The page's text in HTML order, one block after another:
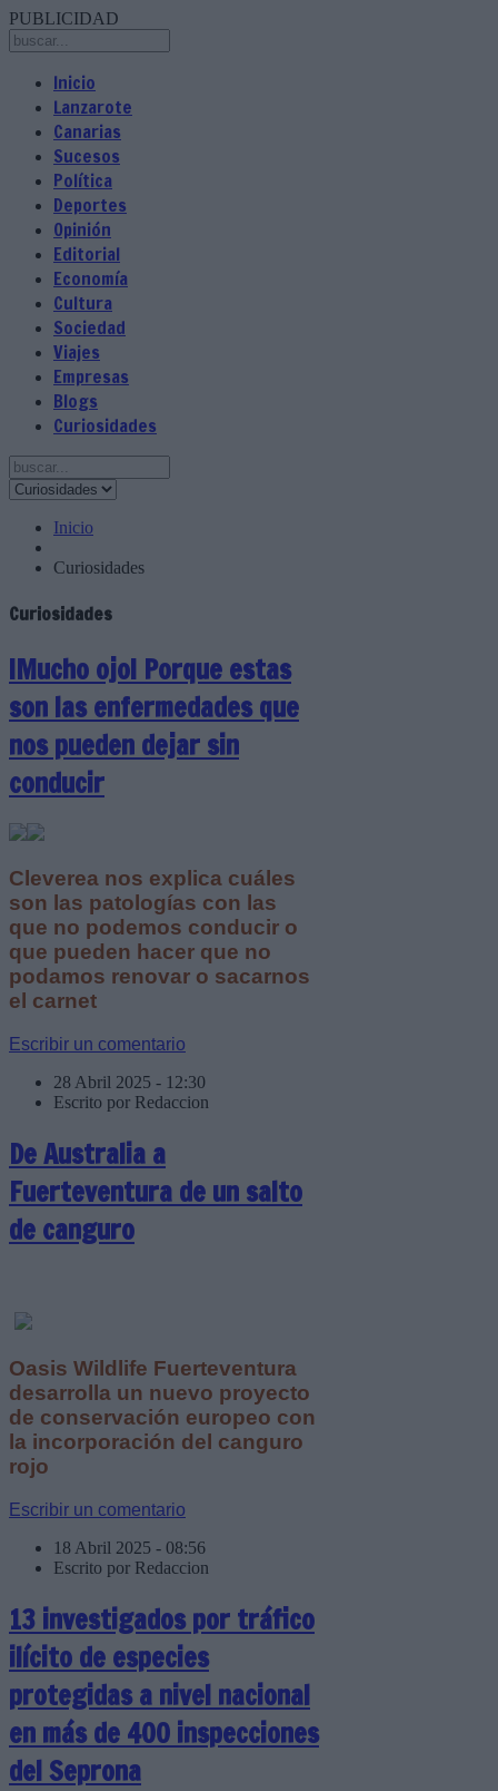
PUBLICIDAD
Inicio
Lanzarote
Canarias
Sucesos
Política
Deportes
Opinión
Editorial
Economía
Cultura
Sociedad
Viajes
Empresas
Blogs
Curiosidades
Inicio
Curiosidades
Curiosidades
¡Mucho ojo! Porque estas
son las enfermedades que
nos pueden dejar sin
conducir
Cleverea nos explica cuáles
son las patologías con las
que no podemos conducir o
que pueden hacer que no
podamos renovar o sacarnos
el carnet
Escribir un comentario
28 Abril 2025 - 12:30
Escrito por Redaccion
De Australia a
Fuerteventura de un salto
de canguro
Oasis Wildlife Fuerteventura
desarrolla un nuevo proyecto
de conservación europeo con
la incorporación del canguro
rojo
Escribir un comentario
18 Abril 2025 - 08:56
Escrito por Redaccion
13 investigados por tráfico
ilícito de especies
protegidas a nivel nacional
en más de 400 inspecciones
del Seprona